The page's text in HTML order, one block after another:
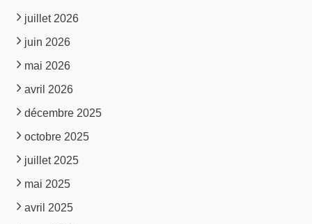
juillet 2026
juin 2026
mai 2026
avril 2026
décembre 2025
octobre 2025
juillet 2025
mai 2025
avril 2025